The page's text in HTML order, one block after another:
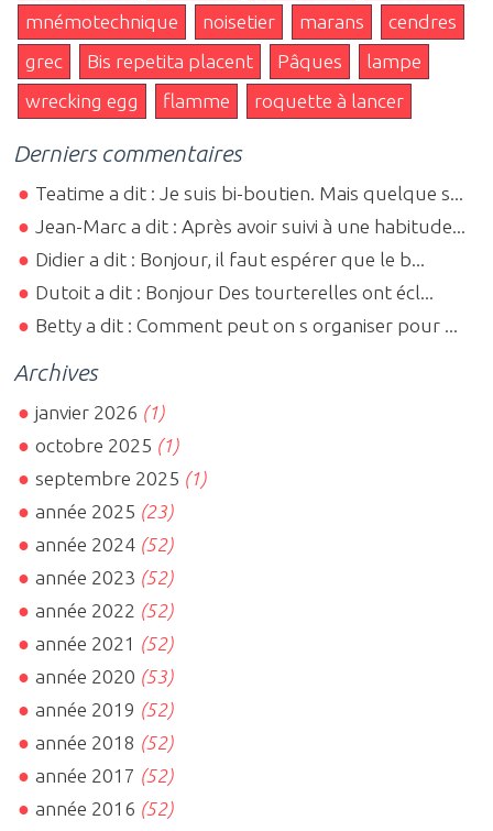
mnémotechnique
noisetier marans
cendres
grec
Bis repetita placent Pâques
lampe
wrecking egg
flamme roquette à lancer
Derniers commentaires
Teatime a dit : Je suis bi-boutien. Mais quelque s...
Jean-Marc a dit : Après avoir suivi à une habitude...
Didier a dit : Bonjour, il faut espérer que le b...
Dutoit a dit : Bonjour Des tourterelles ont écl...
Betty a dit : Comment peut on s organiser pour ...
Archives
janvier 2026 (1)
octobre 2025 (1)
septembre 2025 (1)
année 2025 (23)
année 2024 (52)
année 2023 (52)
année 2022 (52)
année 2021 (52)
année 2020 (53)
année 2019 (52)
année 2018 (52)
année 2017 (52)
année 2016 (52)